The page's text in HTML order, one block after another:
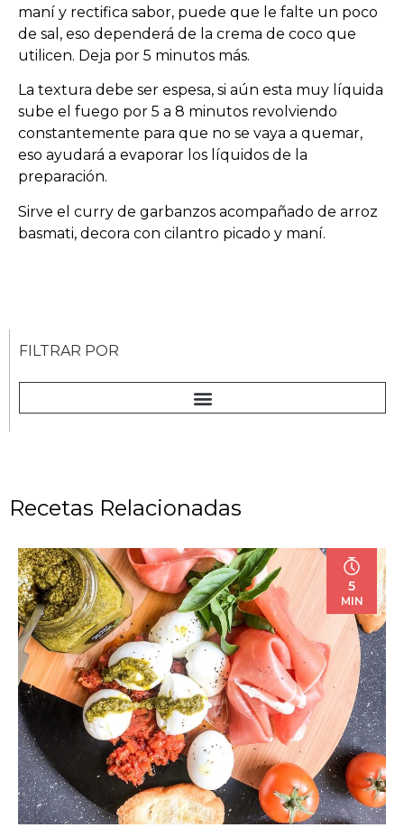
maní y rectifica sabor, puede que le falte un poco
de sal, eso dependerá de la crema de coco que
utilicen. Deja por 5 minutos más.
La textura debe ser espesa, si aún esta muy líquida
sube el fuego por 5 a 8 minutos revolviendo
constantemente para que no se vaya a quemar,
eso ayudará a evaporar los líquidos de la
preparación.
Sirve el curry de garbanzos acompañado de arroz
basmati, decora con cilantro picado y maní.
FILTRAR POR
Recetas Relacionadas
5
MIN